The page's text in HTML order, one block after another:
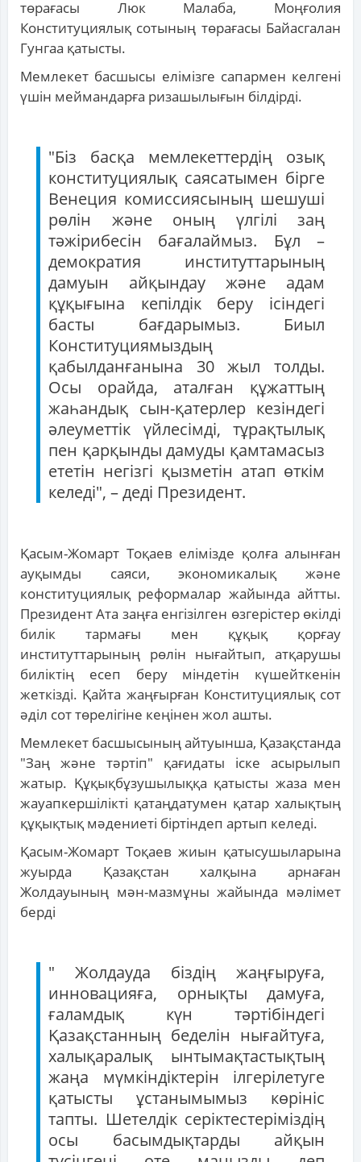
төрағасы Люк Малаба, Моңғолия
Конституциялық сотының төрағасы Байасгалан
Гунгаа қатысты.
Мемлекет басшысы елімізге сапармен келгені
үшін меймандарға ризашылығын білдірді.
"Біз басқа мемлекеттердің озық
конституциялық саясатымен бірге
Венеция комиссиясының шешуші
рөлін және оның үлгілі заң
тәжірибесін бағалаймыз. Бұл –
демократия институттарының
дамуын айқындау және адам
құқығына кепілдік беру ісіндегі
басты бағдарымыз. Биыл
Конституциямыздың
қабылданғанына 30 жыл толды.
Осы орайда, аталған құжаттың
жаһандық сын-қатерлер кезіндегі
әлеуметтік үйлесімді, тұрақтылық
пен қарқынды дамуды қамтамасыз
ететін негізгі қызметін атап өткім
келеді", – деді Президент.
Қасым-Жомарт Тоқаев елімізде қолға алынған
ауқымды саяси, экономикалық және
конституциялық реформалар жайында айтты.
Президент Ата заңға енгізілген өзгерістер өкілді
билік тармағы мен құқық қорғау
институттарының рөлін нығайтып, атқарушы
биліктің есеп беру міндетін күшейткенін
жеткізді. Қайта жаңғырған Конституциялық сот
әділ сот төрелігіне кеңінен жол ашты.
Мемлекет басшысының айтуынша, Қазақстанда
"Заң және тәртіп" қағидаты іске асырылып
жатыр. Құқықбұзушылыққа қатысты жаза мен
жауапкершілікті қатаңдатумен қатар халықтың
құқықтық мәдениеті біртіндеп артып келеді.
Қасым-Жомарт Тоқаев жиын қатысушыларына
жуырда Қазақстан халқына арнаған
Жолдауының мән-мазмұны жайында мәлімет
берді
" Жолдауда біздің жаңғыруға,
инновацияға, орнықты дамуға,
ғаламдық күн тәртібіндегі
Қазақстанның беделін нығайтуға,
халықаралық ынтымақтастықтың
жаңа мүмкіндіктерін ілгерілетуге
қатысты ұстанымымыз көрініс
тапты. Шетелдік серіктестеріміздің
осы басымдықтарды айқын